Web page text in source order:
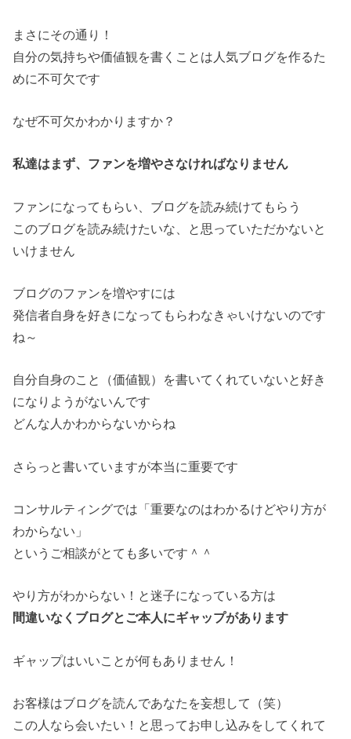
まさにその通り！
自分の気持ちや価値観を書くことは人気ブログを作るた
めに不可欠です
なぜ不可欠かわかりますか？
私達はまず、ファンを増やさなければなりません
ファンになってもらい、ブログを読み続けてもらう
このブログを読み続けたいな、と思っていただかないと
いけません
ブログのファンを増やすには
発信者自身を好きになってもらわなきゃいけないのです
ね～
自分自身のこと（価値観）を書いてくれていないと好き
になりようがないんです
どんな人かわからないからね
さらっと書いていますが本当に重要です
コンサルティングでは「重要なのはわかるけどやり方が
わからない」
というご相談がとても多いです＾＾
やり方がわからない！と迷子になっている方は
間違いなくブログとご本人にギャップがあります
ギャップはいいことが何もありません！
お客様はブログを読んであなたを妄想して（笑）
この人なら会いたい！と思ってお申し込みをしてくれて